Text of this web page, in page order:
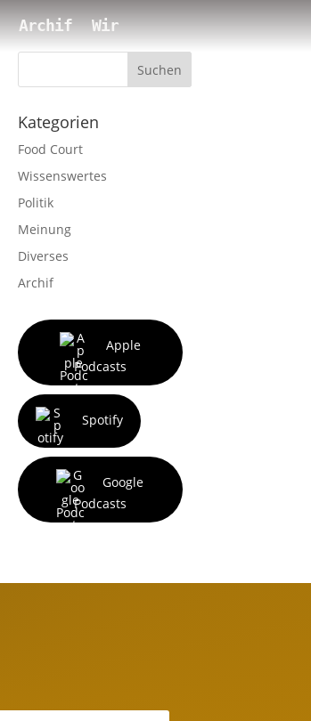
Archif Wir
Suchen
Kategorien
Food Court
Wissenswertes
Politik
Meinung
Diverses
Archif
Apple
Podcasts
Spotify
Google
Podcasts